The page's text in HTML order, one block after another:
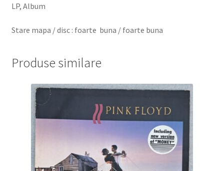
LP, Album
Stare mapa / disc : foarte buna / foarte buna
Produse similare